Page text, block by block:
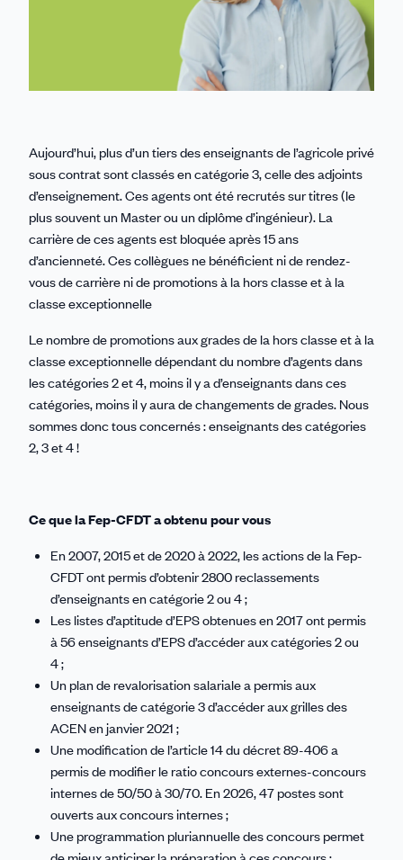
Aujourd’hui, plus d’un tiers des enseignants de l’agricole privé
sous contrat sont classés en catégorie 3, celle des adjoints
d’enseignement. Ces agents ont été recrutés sur titres (le
plus souvent un Master ou un diplôme d’ingénieur). La
carrière de ces agents est bloquée après 15 ans
d’ancienneté. Ces collègues ne bénéficient ni de rendez-
vous de carrière ni de promotions à la hors classe et à la
classe exceptionnelle
Le nombre de promotions aux grades de la hors classe et à la
classe exceptionnelle dépendant du nombre d’agents dans
les catégories 2 et 4, moins il y a d’enseignants dans ces
catégories, moins il y aura de changements de grades. Nous
sommes donc tous concernés : enseignants des catégories
2, 3 et 4 !
Ce que la Fep-CFDT a obtenu pour vous
En 2007, 2015 et de 2020 à 2022, les actions de la Fep-
CFDT ont permis d’obtenir 2800 reclassements
d’enseignants en catégorie 2 ou 4 ;
Les listes d’aptitude d’EPS obtenues en 2017 ont permis
à 56 enseignants d’EPS d’accéder aux catégories 2 ou
4 ;
Un plan de revalorisation salariale a permis aux
enseignants de catégorie 3 d’accéder aux grilles des
ACEN en janvier 2021 ;
Une modification de l’article 14 du décret 89-406 a
permis de modifier le ratio concours externes-concours
internes de 50/50 à 30/70. En 2026, 47 postes sont
ouverts aux concours internes ;
Une programmation pluriannuelle des concours permet